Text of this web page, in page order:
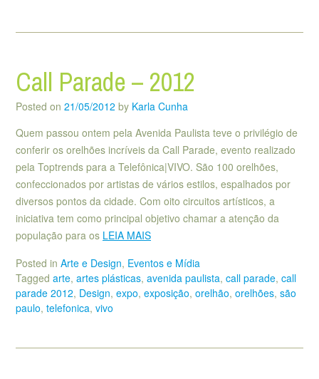
Call Parade – 2012
Posted on 21/05/2012 by Karla Cunha
Quem passou ontem pela Avenida Paulista teve o privilégio de
conferir os orelhões incríveis da Call Parade, evento realizado
pela Toptrends para a Telefônica|VIVO. São 100 orelhões,
confeccionados por artistas de vários estilos, espalhados por
diversos pontos da cidade. Com oito circuitos artísticos, a
iniciativa tem como principal objetivo chamar a atenção da
população para os LEIA MAIS
Posted in Arte e Design, Eventos e Mídia
Tagged arte, artes plásticas, avenida paulista, call parade, call
parade 2012, Design, expo, exposição, orelhão, orelhões, são
paulo, telefonica, vivo